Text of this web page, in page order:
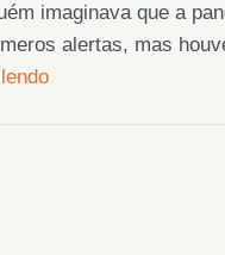
imaginava que a
alertas, mas